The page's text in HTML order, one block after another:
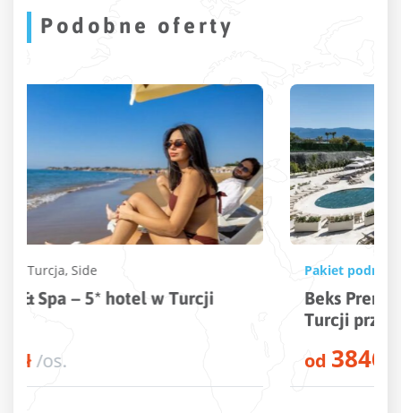
Podobne oferty
Pakiet podróży
Beks Premium Resort & Spa – 5* hotel w
od